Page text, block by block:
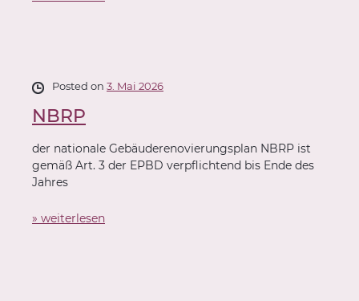
NBRP
Posted on 3. Mai 2026
der nationale Gebäuderenovierungsplan NBRP ist
gemäß Art. 3 der EPBD verpflichtend bis Ende des
Jahres
» weiterlesen